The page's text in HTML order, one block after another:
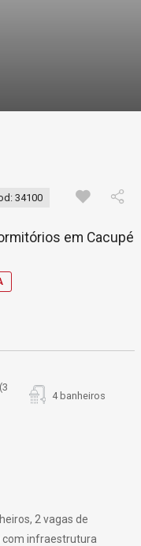
34100
em Cacupé
4 banheiros
2 vagas de
com infraestrutura